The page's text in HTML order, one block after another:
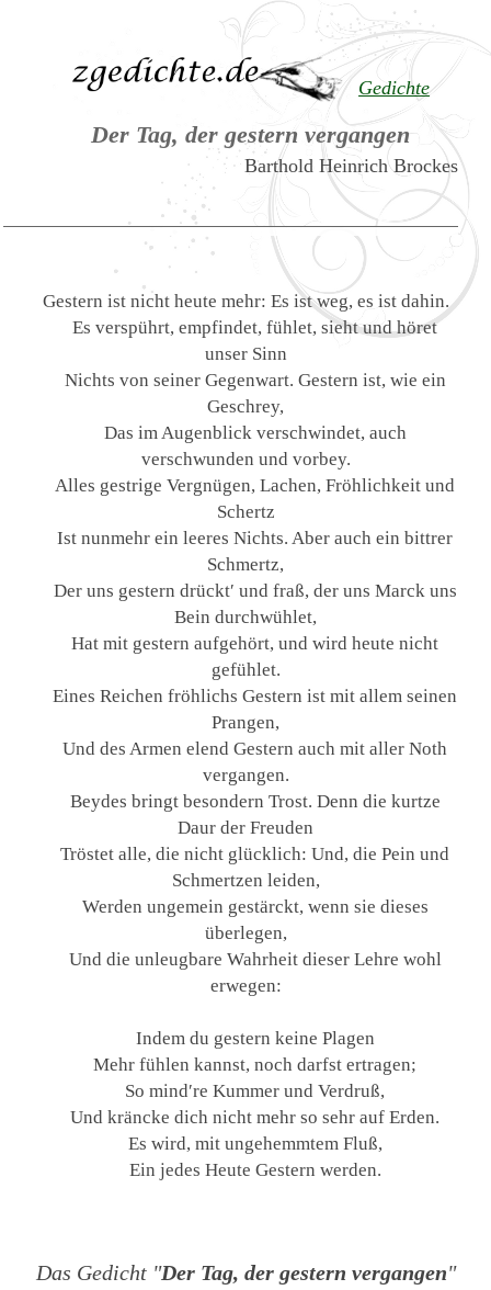
Gedichte
Der Tag, der gestern vergangen
Barthold Heinrich Brockes
Gestern ist nicht heute mehr: Es ist weg, es ist dahin.
Es verspührt, empfindet, fühlet, sieht und höret
unser Sinn
Nichts von seiner Gegenwart. Gestern ist, wie ein
Geschrey,
Das im Augenblick verschwindet, auch
verschwunden und vorbey.
Alles gestrige Vergnügen, Lachen, Fröhlichkeit und
Schertz
Ist nunmehr ein leeres Nichts. Aber auch ein bittrer
Schmertz,
Der uns gestern drückt′ und fraß, der uns Marck uns
Bein durchwühlet,
Hat mit gestern aufgehört, und wird heute nicht
gefühlet.
Eines Reichen fröhlichs Gestern ist mit allem seinen
Prangen,
Und des Armen elend Gestern auch mit aller Noth
vergangen.
Beydes bringt besondern Trost. Denn die kurtze
Daur der Freuden
Tröstet alle, die nicht glücklich: Und, die Pein und
Schmertzen leiden,
Werden ungemein gestärckt, wenn sie dieses
überlegen,
Und die unleugbare Wahrheit dieser Lehre wohl
erwegen:
Indem du gestern keine Plagen
Mehr fühlen kannst, noch darfst ertragen;
So mind′re Kummer und Verdruß,
Und kräncke dich nicht mehr so sehr auf Erden.
Es wird, mit ungehemmtem Fluß,
Ein jedes Heute Gestern werden.
Das Gedicht "Der Tag, der gestern vergangen"